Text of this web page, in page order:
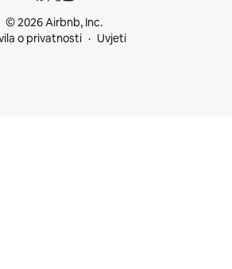
© 2026 Airbnb, Inc.
o privatnosti
Uvjeti